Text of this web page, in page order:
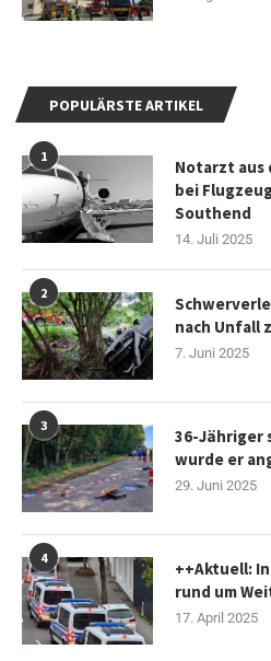
POPULÄRSTE ARTIKEL
1
Notarzt aus
bei
Southend
14. Juli 2025
2
nach Unfall
7. Juni 2025
3
36-Jähriger
wurde er
29. Juni 2025
4
++Aktuell:
rund um
17. April 2025